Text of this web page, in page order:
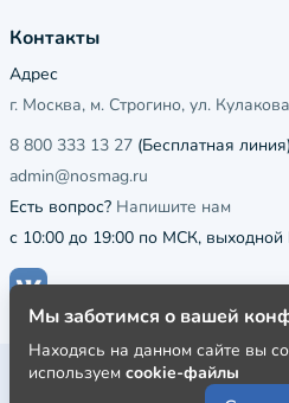
Контакты
Адрес
г. Москва, м. Строгино, ул.
8 800 333 13 27 (Бесплатная линия)
admin@nosmag.ru
Есть вопрос? Напишите нам
с 10:00 до 19:00 по МСК,
Публичная оферта
Мы заботимся о вашей
Находясь на данном сайте вы
используем cookie-файлы